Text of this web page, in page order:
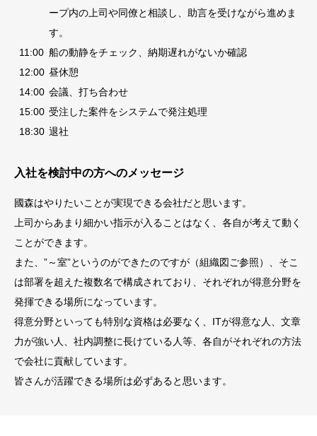
ープ内の上司や同僚と相談し、助言を受けながら進めま
す。
11:00 船の動静をチェック、納期遅れがないか確認
12:00 昼休憩
14:00 会議、打ち合わせ
15:00 受注した案件をシステムで発注処理
18:30 退社
入社を検討中の方へのメッセージ
國森はやりたいことが実現できる会社だと思います。
上司からあまり細かい指示が入ることはなく、各自が考えて動く
ことができます。
また、”～室”というのができたのですが（組織図ご参照）、そこ
は部署を超えた複数名で構成されており、それぞれが得意分野を
発揮できる場所になっています。
得意分野といっても特別な資格は必要なく、ITが得意な人、文章
力が強い人、社内調整に長けている人等、各自がそれぞれの方法
で会社に貢献しています。
皆さんが活躍できる場所は必ずあると思います。